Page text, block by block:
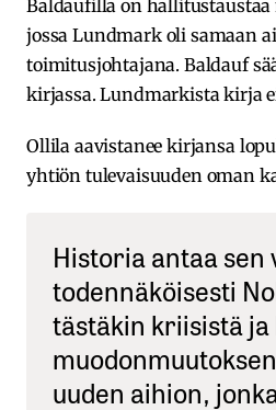
Baldaufilla on hallitustaustaa
jossa Lundmark oli samaan
toimitusjohtajana. Baldauf
kirjassa. Lundmarkista kirja
Ollila aavistanee kirjansa
yhtiön tulevaisuuden oman
Historia antaa sen
todennäköisesti
tästäkin kriisistä ja
uuden aihion,